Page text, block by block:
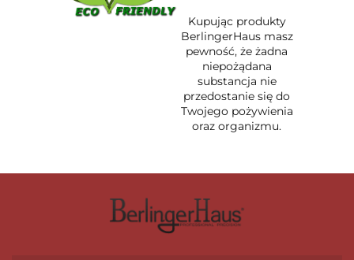
Kupując produkty
BerlingerHaus masz
pewność, że żadna
niepożądana
substancja nie
przedostanie się do
Twojego pożywienia
oraz organizmu.